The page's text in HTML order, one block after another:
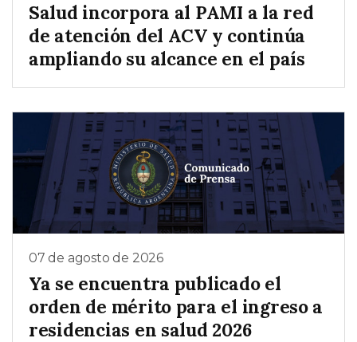
Salud incorpora al PAMI a la red
de atención del ACV y continúa
ampliando su alcance en el país
07 de agosto de 2026
Ya se encuentra publicado el
orden de mérito para el ingreso a
residencias en salud 2026